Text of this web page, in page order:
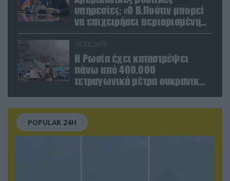
υπηρεσίες: «Ο Β.Πούτιν μπορεί
να επιχειρήσει περιορισμένη
στρατιωτική επιχείρηση στην
Η Ρωσία έχει καταστρέψει
πάνω από 400.000
τετραγωνικά μέτρα ουκρανικών
POPULAR 24H